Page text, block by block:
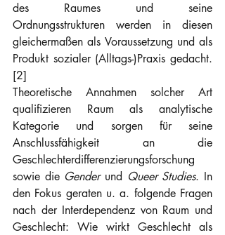
des Raumes und seine
Ordnungsstrukturen werden in diesen
gleichermaßen als Voraussetzung und als
Produkt sozialer (Alltags-)Praxis gedacht.
[2]
Theoretische Annahmen solcher Art
qualifizieren Raum als analytische
Kategorie und sorgen für seine
Anschlussfähigkeit an die
Geschlechterdifferenzierungsforschung
sowie die Gender und Queer Studies. In
den Fokus geraten u. a. folgende Fragen
nach der Interdependenz von Raum und
Geschlecht: Wie wirkt Geschlecht als